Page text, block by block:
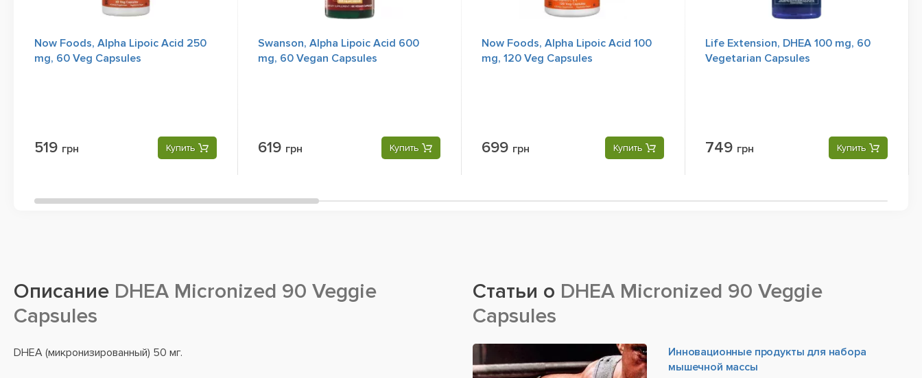
Now Foods, Alpha Lipoic Acid 250
mg, 60 Veg Capsules
519 грн Купить
Swanson, Alpha Lipoic Acid 600
mg, 60 Vegan Capsules
619 грн Купить
Now Foods, Alpha Lipoic Acid 100
mg, 120 Veg Capsules
699 грн Купить
Life Extension, DHEA 100 mg, 60
Vegetarian Capsules
749 грн Купить
Описание DHEA Micronized 90 Veggie
Capsules
DHEA (микронизированный) 50 мг.
Статьи о DHEA Micronized 90 Veggie
Capsules
Инновационные продукты для набора
мышечной массы